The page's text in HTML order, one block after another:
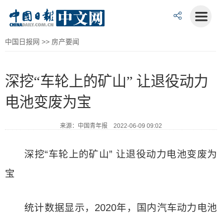
中国日报网 >> 房产要闻
深挖“车轮上的矿山” 让退役动力
电池变废为宝
来源：中国青年报 2022-06-09 09:02
深挖“车轮上的矿山” 让退役动力电池变废为
宝
统计数据显示，2020年，国内汽车动力电池